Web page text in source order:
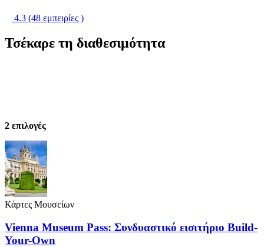
4.3 (48 εμπειρίες )
Τσέκαρε τη διαθεσιμότητα
2 επιλογές
Κάρτες Μουσείων
Vienna Museum Pass: Συνδυαστικό εισιτήριο Build-
Your-Own